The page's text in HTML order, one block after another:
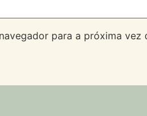
para a próxima vez